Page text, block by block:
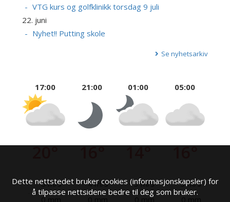
VTG kurs og golfklinikk torsdag 9 juli
22. juni
Nyhet!! Putting skole
Se nyhetsarkiv
17:00
20°
5 m/s
0 mm
21:00
16°
4 m/s
01:00
14°
3 m/s
0 mm
05:00
16°
3 m/s
Dette nettstedet bruker cookies (informasjonskapsler) for
å tilpasse nettsidene bedre til deg som bruker.